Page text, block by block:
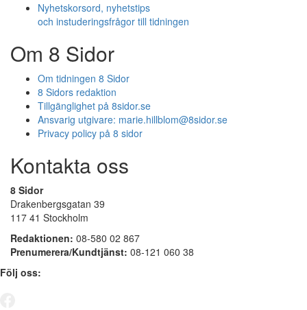
Nyhetskorsord, nyhetstips
och instuderingsfrågor till tidningen
Om 8 Sidor
Om tidningen 8 Sidor
8 Sidors redaktion
Tillgänglighet på 8sidor.se
Ansvarig utgivare: marie.hillblom@8sidor.se
Privacy policy på 8 sidor
Kontakta oss
8 Sidor
Drakenbergsgatan 39
117 41 Stockholm
Redaktionen: 08-580 02 867
Prenumerera/Kundtjänst: 08-121 060 38
Följ oss: